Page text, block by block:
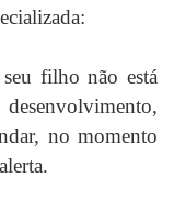
seu filho não está
no momento